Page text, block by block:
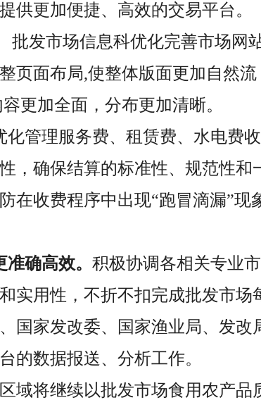
供更加便捷、高效的交易平台。
批发市场信息科优化完善市场网
页面布局,使整体版面更加自然流
更加全面，分布更加清晰。
化管理服务费、租赁费、水电费
，确保结算的标准性、规范性和
在收费程序中出现“跑冒滴漏”现
确高效。 积极协调各相关专业市
实用性，不折不扣完成批发市场
国家发改委、国家渔业局、发改
的数据报送、分析工作。
域将继续以批发市场食用农产品